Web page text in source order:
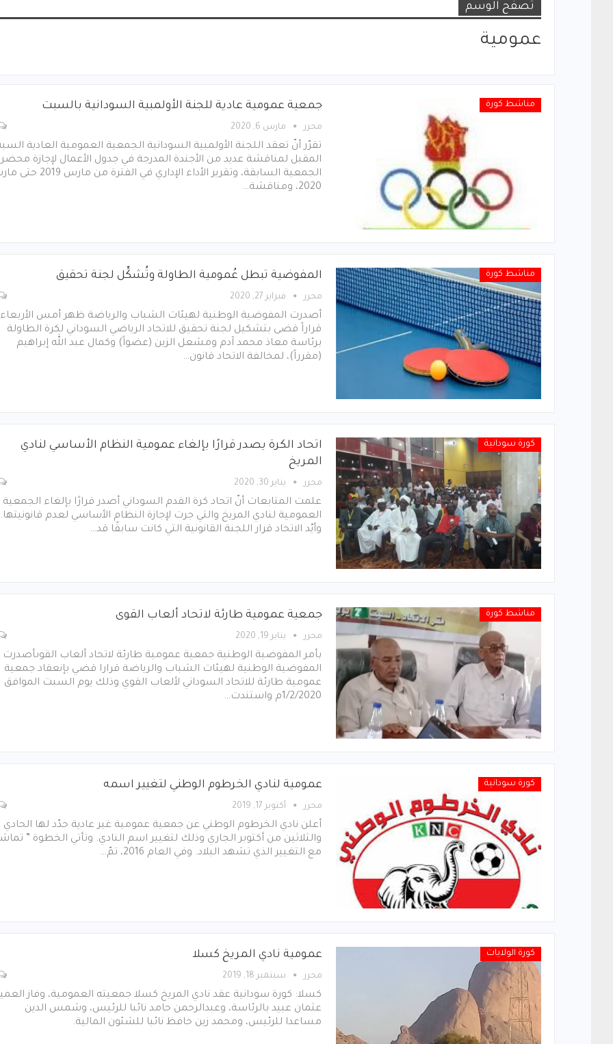
تصفح الوسم
عمومية
مناشط كورة جمعية عمومية عادية للجنة الأولمبية السودانية بالسبت
محرر مارس 6, 2020
تقرّر أنّ تعقد اللجنة الأولمبية السودانية الجمعية العمومية العادية
المقبل لمناقشة عديد من الأجندة المدرجة في جدول الأعمال لإجازة محضر
الجمعية السابقة، وتقرير الأداء الإداري في الفترة من
2020، ومناقشة…
مناشط كورة المفوضية تبطل عُمومية الطاولة وتُشكِّل لجنة تحقيق
محرر فبراير 27, 2020
أصدرت المفوضية الوطنية لهيئات الشباب والرياضة ظهر أمس
قراراً قضى بتشكيل لجنة تحقيق للاتحاد الرياضي السوداني لكرة الطاولة
برئاسة معاذ محمد آدم ومشعل الزين (عضواً) وكمال عبد الله إبراهيم
(مقرراً)، لمخالفة الاتحاد قانون…
كورة سودانية
اتحاد الكرة يصدر قرارًا بإلغاء عمومية النظام الأساسي لنادي
المريخ
محرر يناير 30, 2020
علمت المتابعات أنّ اتحاد كرة القدم السوداني أصدر قرارًا بإلغاء الجمعية
العمومية لنادي المريخ والتي جرت لإجازة النظام الأساسي لعدم قانونيتها.
وأيّد الاتحاد قرار اللجنة القانونية التي كانت سابقًا قد…
مناشط كورة جمعية عمومية طارئة لاتحاد ألعاب القوى
محرر يناير 19, 2020
بأمر المفوضية الوطنية جمعية عمومية طارئة لاتحاد ألعاب القوىأصدرت
المفوضية الوطنية لهيئات الشباب والرياضة قرارا قضي بإنعقاد جمعية
عمومية طارئة للاتحاد السوداني لألعاب القوي وذلك يوم السبت الموافق
1/2/2020م واستندت…
كورة سودانية عمومية لنادي الخرطوم الوطني لتغيير اسمه
محرر أكتوبر 17, 2019
أعلن نادي الخرطوم الوطني عن جمعية عمومية غير عادية حدّد لها الحادي
والثلاثين من أكتوبر الجاري وذلك لتغيير اسم النادي. وتأتي الخطوة ”
مع التغيير الذي تشهد البلاد. وفي العام 2016، تمّ…
كورة الولايات عمومية نادي المريخ كسلا
محرر سبتمبر 18, 2019
كسلا: كورة سودانية عقد نادي المريخ كسلا جمعيته العمومية، وفاز
عثمان عبيد بالرئاسة، وعبدالرحمن حامد نائبا للرئيس، وشمس الدين
مساعدا للرئيس، ومحمد زين حافظ نائبا للشئون المالية.